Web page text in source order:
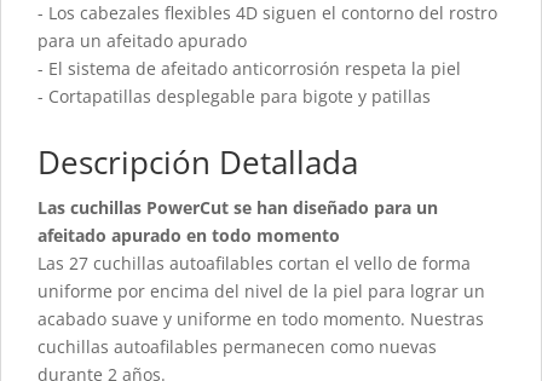
- Los cabezales flexibles 4D siguen el contorno del rostro
para un afeitado apurado
- El sistema de afeitado anticorrosión respeta la piel
- Cortapatillas desplegable para bigote y patillas
Descripción Detallada
Las cuchillas PowerCut se han diseñado para un
afeitado apurado en todo momento
Las 27 cuchillas autoafilables cortan el vello de forma
uniforme por encima del nivel de la piel para lograr un
acabado suave y uniforme en todo momento. Nuestras
cuchillas autoafilables permanecen como nuevas
durante 2 años.